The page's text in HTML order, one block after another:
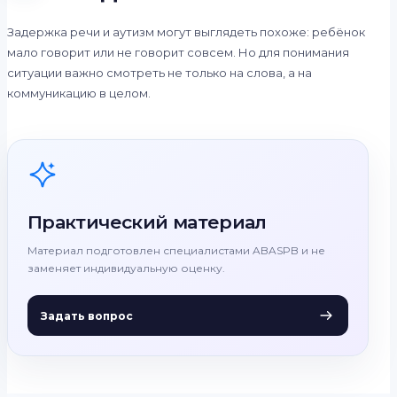
Задержка речи и аутизм могут выглядеть похоже: ребёнок
мало говорит или не говорит совсем. Но для понимания
ситуации важно смотреть не только на слова, а на
коммуникацию в целом.
Практический материал
Материал подготовлен специалистами ABASPB и не
заменяет индивидуальную оценку.
Задать вопрос